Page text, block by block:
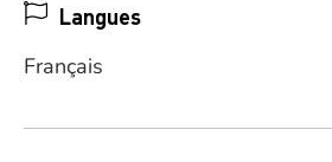
Langues
Français